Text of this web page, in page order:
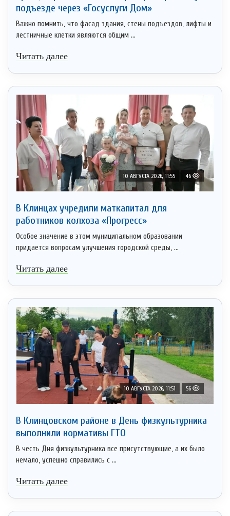
подъезде через «Госуслуги Дом»
Важно помнить, что фасад здания, стены подъездов, лифты и
лестничные клетки являются общим ...
Читать далее
10 АВГУСТА 2026, 11:55 46
В Клинцах учредили маткапитал для
работников колхоза «Прогресс»
Особое значение в этом муниципальном образовании
придается вопросам улучшения городской среды, ...
Читать далее
10 АВГУСТА 2026, 11:51 56
В Клинцовском районе в День физкультурника
выполнили нормативы ГТО
В честь Дня физкультурника все присутствующие, а их было
немало, успешно справились с ...
Читать далее